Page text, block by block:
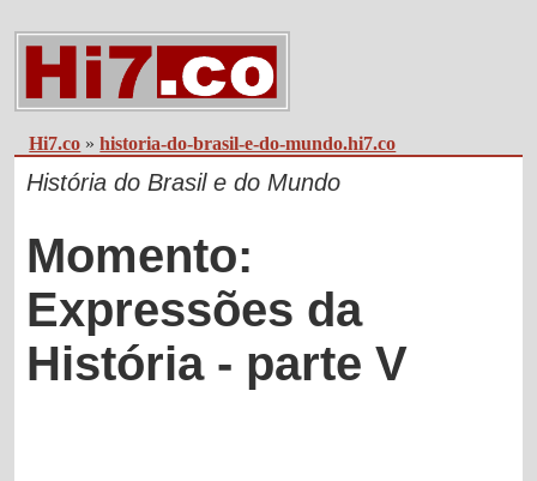
Hi7.co »historia-do-brasil-e-do-mundo.hi7.co
História do Brasil e do Mundo
Momento:
Expressões da
História - parte V